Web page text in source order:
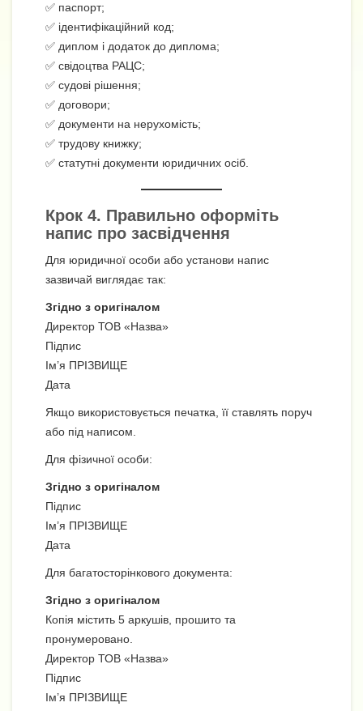
✅ паспорт;
✅ ідентифікаційний код;
✅ диплом і додаток до диплома;
✅ свідоцтва РАЦС;
✅ судові рішення;
✅ договори;
✅ документи на нерухомість;
✅ трудову книжку;
✅ статутні документи юридичних осіб.
Крок 4. Правильно оформіть
напис про засвідчення
Для юридичної особи або установи напис
зазвичай виглядає так:
Згідно з оригіналом
Директор ТОВ «Назва»
Підпис
Ім’я ПРІЗВИЩЕ
Дата
Якщо використовується печатка, її ставлять поруч
або під написом.
Для фізичної особи:
Згідно з оригіналом
Підпис
Ім’я ПРІЗВИЩЕ
Дата
Для багатосторінкового документа:
Згідно з оригіналом
Копія містить 5 аркушів, прошито та
пронумеровано.
Директор ТОВ «Назва»
Підпис
Ім’я ПРІЗВИЩЕ